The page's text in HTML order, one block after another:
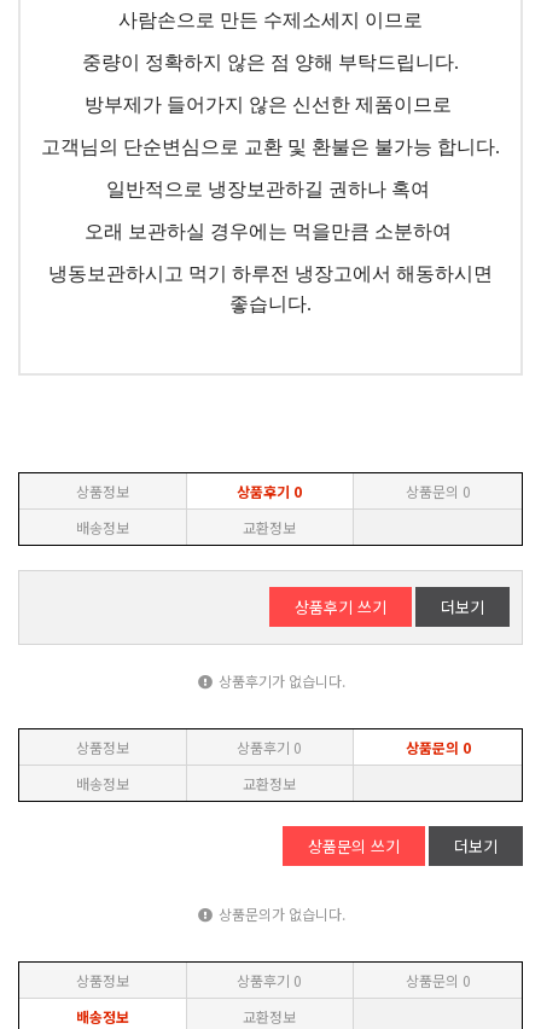
사람손으로 만든 수제소세지 이므로
중량이 정확하지 않은 점 양해 부탁드립니다.
방부제가 들어가지 않은 신선한 제품이므로
고객님의 단순변심으로 교환 및 환불은 불가능 합니다.
일반적으로 냉장보관하길 권하나 혹여
오래 보관하실 경우에는 먹을만큼 소분하여
냉동보관하시고 먹기 하루전 냉장고에서 해동하시면
좋습니다.
상품정보 상품후기 0 상품문의 0
배송정보
교환정보
상품후기 쓰기 더보기
상품후기가 없습니다.
상품정보 상품후기 0 상품문의 0
배송정보
교환정보
상품문의 쓰기 더보기
상품문의가 없습니다.
상품정보 상품후기 0 상품문의 0
배송정보
교환정보